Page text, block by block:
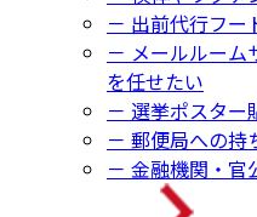
－ 出前代行フー
－ メールルー
を任せたい
－ 選挙ポスター
－ 郵便局への持
－ 金融機関・